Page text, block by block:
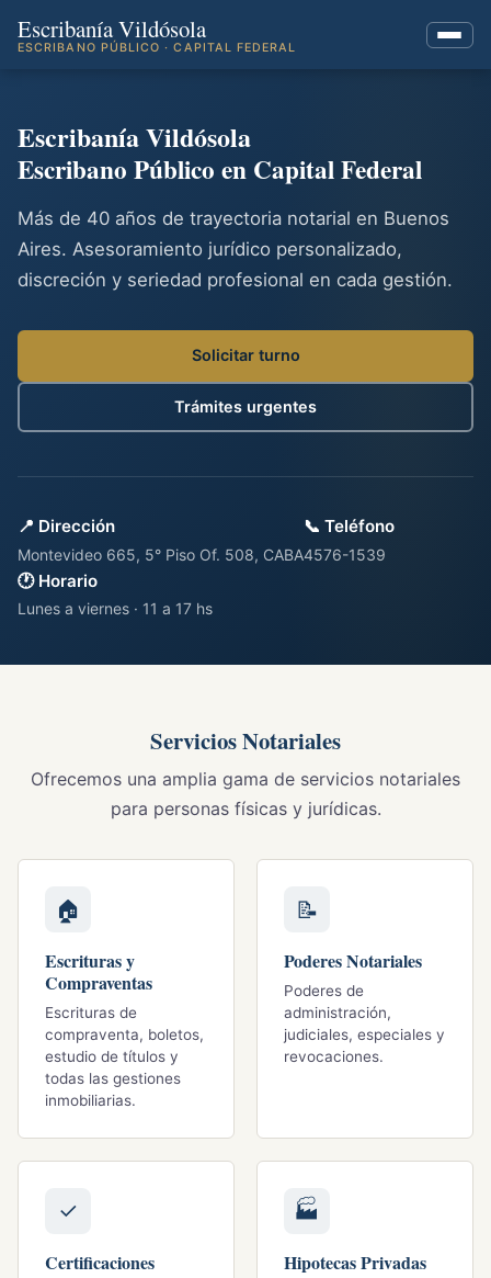
Escribanía Vildósola
ESCRIBANO PÚBLICO · CAPITAL FEDERAL
Escribanía Vildósola
Escribano Público en Capital Federal
Más de 40 años de trayectoria notarial en Buenos
Aires. Asesoramiento jurídico personalizado,
discreción y seriedad profesional en cada gestión.
Solicitar turno
Trámites urgentes
📍 Dirección
Montevideo 665, 5° Piso Of. 508, CABA
📞 Teléfono
4576-1539
🕐 Horario
Lunes a viernes · 11 a 17 hs
Servicios Notariales
Ofrecemos una amplia gama de servicios notariales
para personas físicas y jurídicas.
🏠
Escrituras y
Compraventas
Escrituras de
compraventa, boletos,
estudio de títulos y
todas las gestiones
inmobiliarias.
📝
Poderes Notariales
Poderes de
administración,
judiciales, especiales y
revocaciones.
✓
Certificaciones
🏭
Hipotecas Privadas